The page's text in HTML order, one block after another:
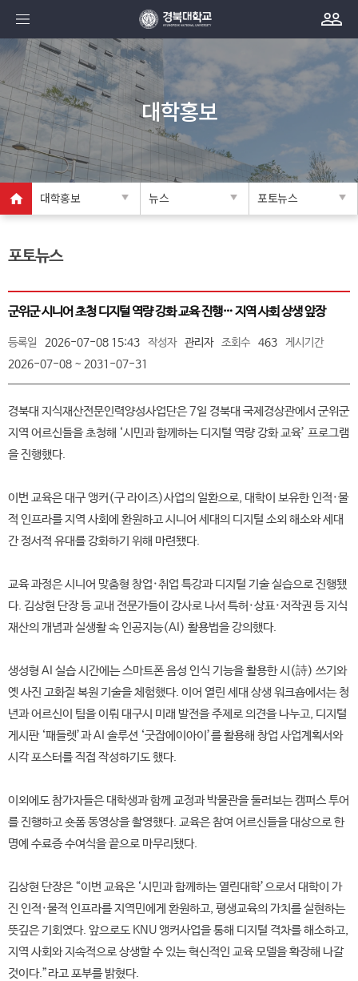
대학홍보
대학홍보 뉴스 포토뉴스
포토뉴스
군위군 시니어 초청 디지털 역량 강화 교육 진행… 지역 사회 상생 앞장
등록일 2026-07-08 15:43 작성자 관리자 조회수 463
게시기간
2026-07-08 ~ 2031-07-31
경북대 지식재산전문인력양성사업단은 7일 경북대 국제경상관에서 군위군
지역 어르신들을 초청해 ‘시민과 함께하는 디지털 역량 강화 교육’ 프로그램
을 진행했다.
이번 교육은 대구 앵커(구 라이즈)사업의 일환으로, 대학이 보유한 인적·물
적 인프라를 지역 사회에 환원하고 시니어 세대의 디지털 소외 해소와 세대
간 정서적 유대를 강화하기 위해 마련됐다.
교육 과정은 시니어 맞춤형 창업·취업 특강과 디지털 기술 실습으로 진행됐
다. 김상현 단장 등 교내 전문가들이 강사로 나서 특허·상표·저작권 등 지식
재산의 개념과 실생활 속 인공지능(AI) 활용법을 강의했다.
생성형 AI 실습 시간에는 스마트폰 음성 인식 기능을 활용한 시(詩) 쓰기와
옛 사진 고화질 복원 기술을 체험했다. 이어 열린 세대 상생 워크숍에서는 청
년과 어르신이 팀을 이뤄 대구시 미래 발전을 주제로 의견을 나누고, 디지털
게시판 ‘패들렛’과 AI 솔루션 ‘굿잡에이아이’를 활용해 창업 사업계획서와
시각 포스터를 직접 작성하기도 했다.
이외에도 참가자들은 대학생과 함께 교정과 박물관을 둘러보는 캠퍼스 투어
를 진행하고 숏폼 동영상을 촬영했다. 교육은 참여 어르신들을 대상으로 한
명예 수료증 수여식을 끝으로 마무리됐다.
김상현 단장은 “이번 교육은 ‘시민과 함께하는 열린대학’으로서 대학이 가
진 인적·물적 인프라를 지역민에게 환원하고, 평생교육의 가치를 실현하는
뜻깊은 기회였다. 앞으로도 KNU 앵커사업을 통해 디지털 격차를 해소하고,
지역 사회와 지속적으로 상생할 수 있는 혁신적인 교육 모델을 확장해 나갈
것이다.”라고 포부를 밝혔다.